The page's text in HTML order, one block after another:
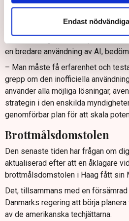
Endast
verksamheten, och därefter
för medborgare. Genom att inleda
låg risk kan upp till 5 miljarder
en bredare användning av AI,
– Man måste få erfarenhet och
grepp om den inofficiella
använder alla möjliga lösningar,
strategin i den enskilda
genomförbar plan för att skala
Brottmålsdomstolen
Den senaste tiden har frågan om
aktualiserad efter att en åklagare
brottmålsdomstolen i Haag fått sin
Det, tillsammans med en
Danmarks regering att börja
av de amerikanska techjättarna.